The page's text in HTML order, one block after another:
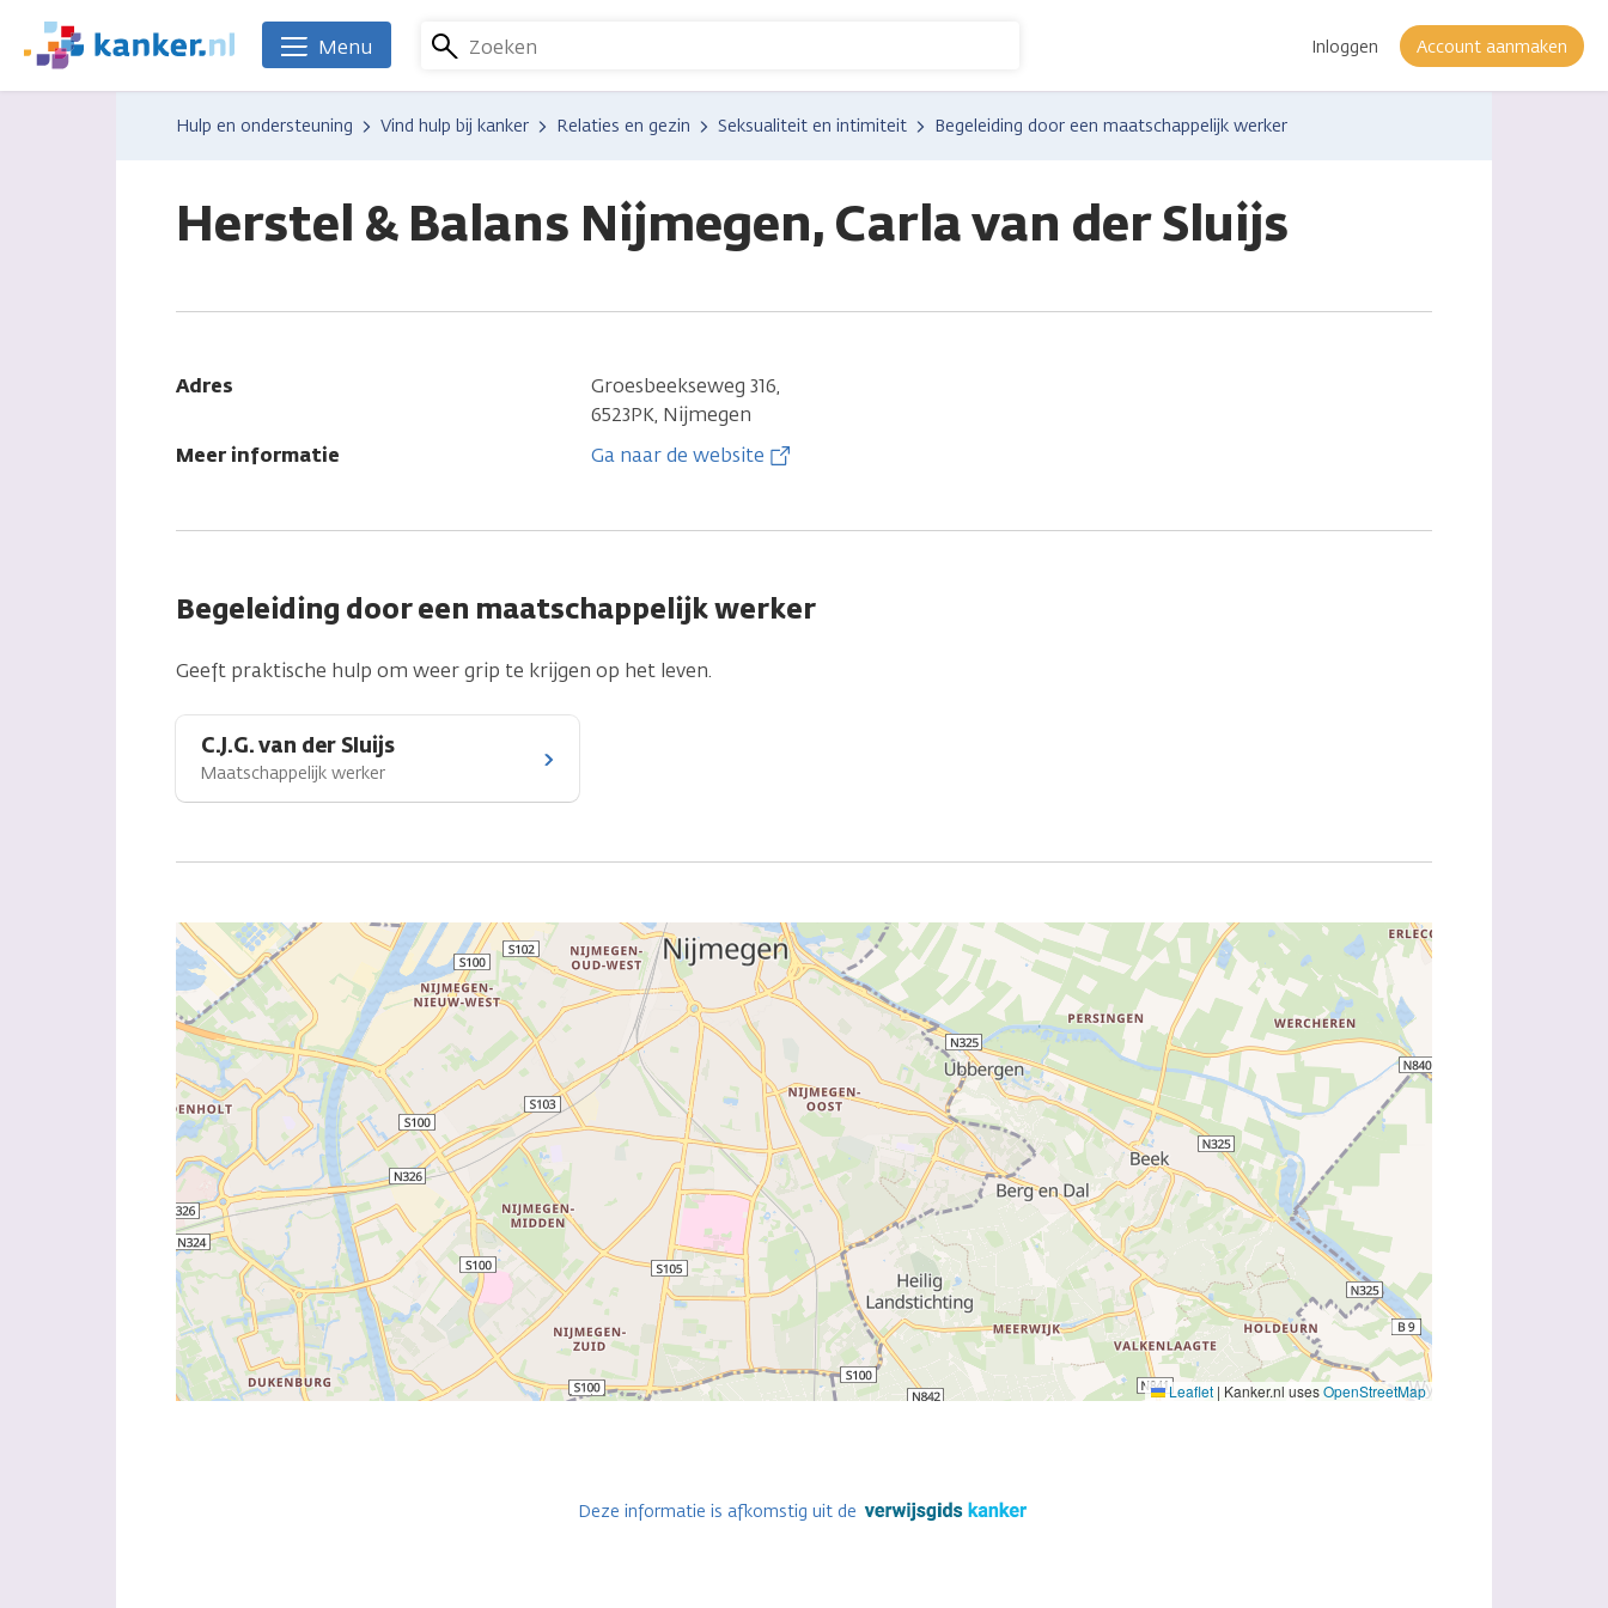
naar
We
zijn
Kanker.nl
Zoeken Inloggen Account aanmaken
Menu
Hulp en ondersteuning Vind hulp bij kanker Relaties en gezin Seksualiteit en intimiteit Begeleiding door een maatschappelijk werker
Herstel & Balans Nijmegen, Carla van der Sluijs
Adres
Groesbeekseweg 316,
6523PK, Nijmegen
Meer informatie
Ga naar de website
Begeleiding door een maatschappelijk werker
Geeft praktische hulp om weer grip te krijgen op het leven.
C.J.G. van der Sluijs
Maatschappelijk werker
Leaflet | Kanker.nl usesOpenStreetMap
Deze informatie is afkomstig uit de